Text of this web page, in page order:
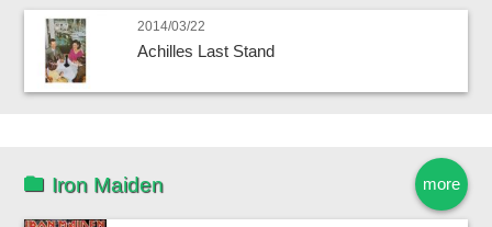
2014/03/22
Achilles Last Stand
more
Iron Maiden